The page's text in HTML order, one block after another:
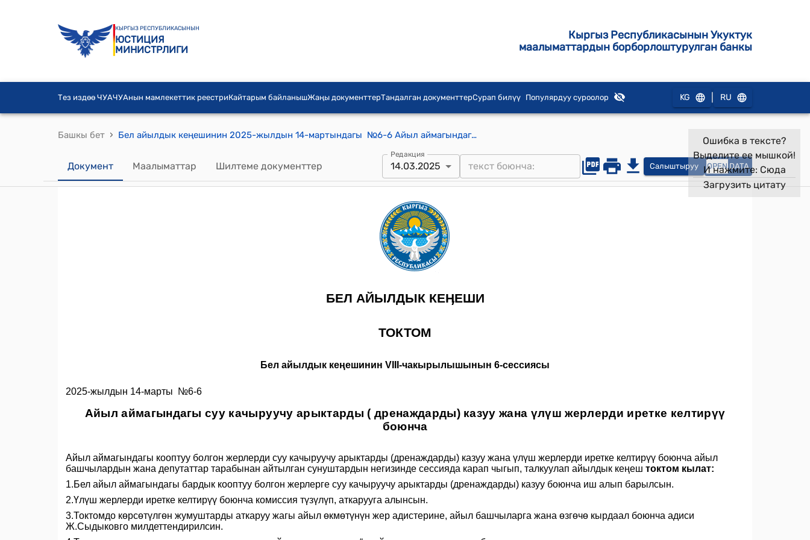
КЫРГЫЗ РЕСПУБЛИКАСЫНЫН
ЮСТИЦИЯ
МИНИСТРЛИГИ
Кыргыз Республикасынын Укуктук
маалыматтардын борборлоштурулган банкы
Тез издөө ЧУАЧУАнын мамлекеттик реестриКайтарым байланышЖаңы документтерТандалган документтерСурап билүү Популярдуу суроолор KG RU
Башкы бет › Бел айылдык кеңешинин 2025-жылдын 14-мартындагы №6-6 Айыл аймагындагы суу качыруучу арыктарды ( дренаждарды) казуу жана үлүш жерлерди иретке келтирүү боюнча токтому
Документ Маалыматтар Шилтеме документтер
Редакция
14.03.2025 Салыштыруу OPEN DATA
Ошибка в тексте?
Выделите ее мышкой!
И нажмите: Сюда
Загрузить цитату